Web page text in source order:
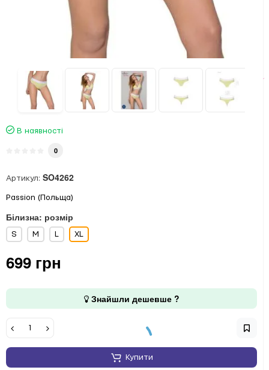
В наявності
0
Артикул: SO4262
Passion (Польща)
Білизна: розмір
S M L XL
699 грн
Знайшли дешевше ?
Купити